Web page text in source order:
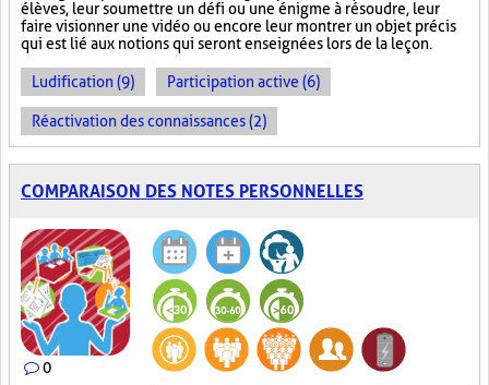
élèves, leur soumettre un défi ou une énigme à résoudre, leur
faire visionner une vidéo ou encore leur montrer un objet précis
qui est lié aux notions qui seront enseignées lors de la leçon.
Ludification (9) Participation active (6)
Réactivation des connaissances (2)
COMPARAISON DES NOTES PERSONNELLES
0